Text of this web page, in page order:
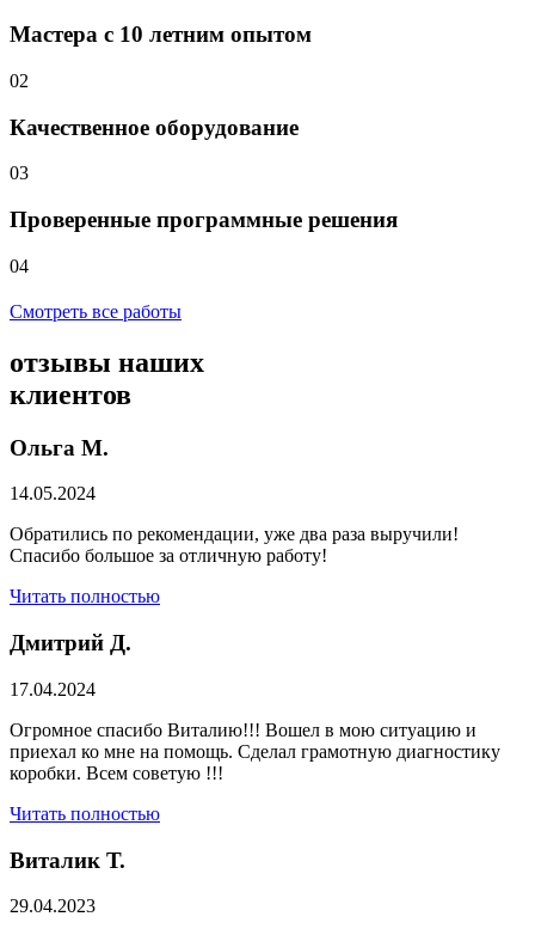
Мастера с 10 летним опытом
02
Качественное оборудование
03
Проверенные программные решения
04
Смотреть все работы
отзывы наших
клиентов
Ольга М.
14.05.2024
Обратились по рекомендации, уже два раза выручили!
Спасибо большое за отличную работу!
Читать полностью
Дмитрий Д.
17.04.2024
Огромное спасибо Виталию!!! Вошел в мою ситуацию и
приехал ко мне на помощь. Сделал грамотную диагностику
коробки. Всем советую !!!
Читать полностью
Виталик Т.
29.04.2023